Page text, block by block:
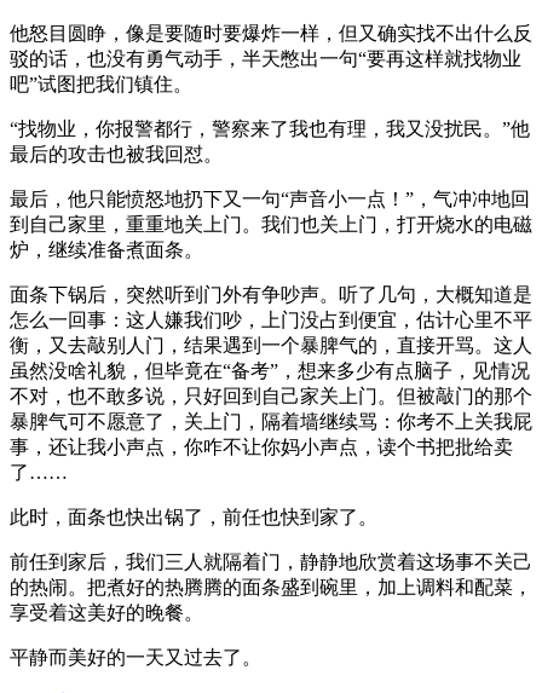
他怒目圆睁，像是要随时要爆炸一样，但又确实找不出什么反
驳的话，也没有勇气动手，半天憋出一句“要再这样就找物业
吧”试图把我们镇住。
“找物业，你报警都行，警察来了我也有理，我又没扰民。”他
最后的攻击也被我回怼。
最后，他只能愤怒地扔下又一句“声音小一点！”，气冲冲地回
到自己家里，重重地关上门。我们也关上门，打开烧水的电磁
炉，继续准备煮面条。
面条下锅后，突然听到门外有争吵声。听了几句，大概知道是
怎么一回事：这人嫌我们吵，上门没占到便宜，估计心里不平
衡，又去敲别人门，结果遇到一个暴脾气的，直接开骂。这人
虽然没啥礼貌，但毕竟在“备考”，想来多少有点脑子，见情况
不对，也不敢多说，只好回到自己家关上门。但被敲门的那个
暴脾气可不愿意了，关上门，隔着墙继续骂：你考不上关我屁
事，还让我小声点，你咋不让你妈小声点，读个书把批给卖
了……
此时，面条也快出锅了，前任也快到家了。
前任到家后，我们三人就隔着门，静静地欣赏着这场事不关己
的热闹。把煮好的热腾腾的面条盛到碗里，加上调料和配菜，
享受着这美好的晚餐。
平静而美好的一天又过去了。